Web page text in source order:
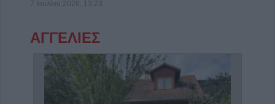
7 Ιουλίου 2026, 13:23
ΑΓΓΕΛΙΕΣ